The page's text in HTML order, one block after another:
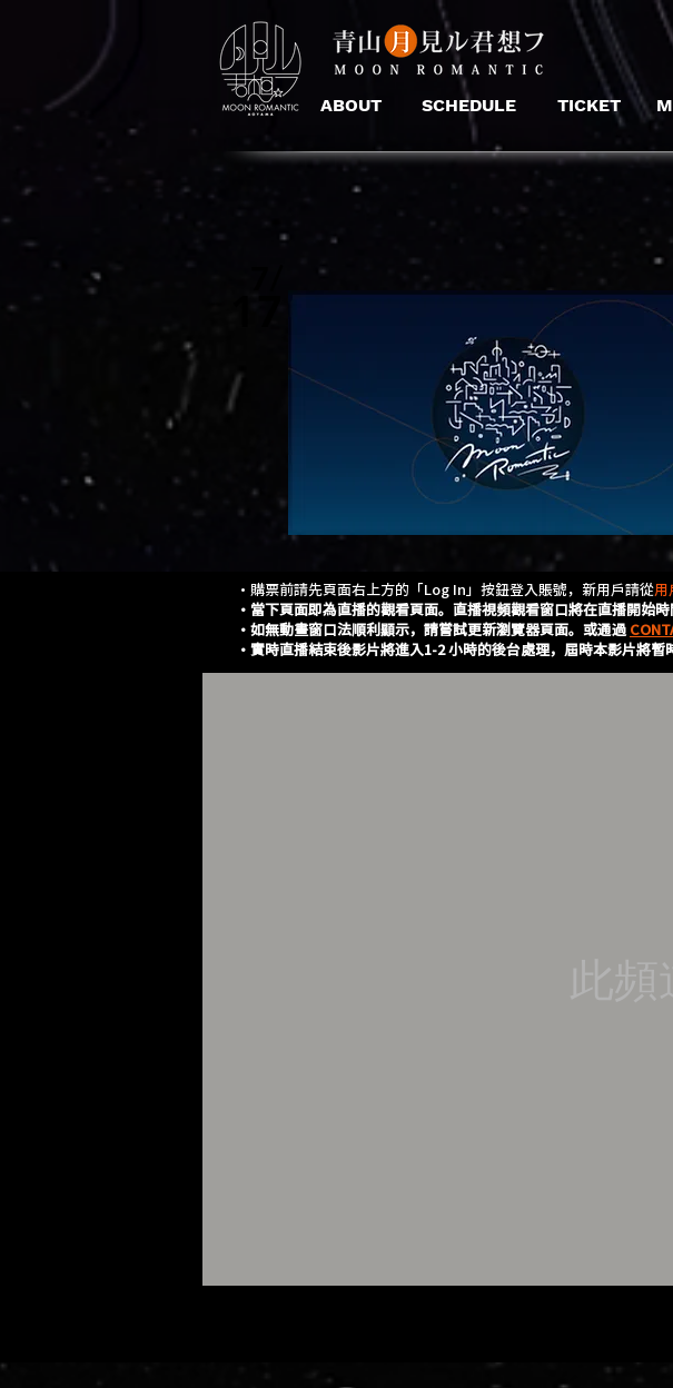
ABOUT SCHEDULE TICKET
・購票前請先頁面右上方的「Log In」按鈕登入賬號，新用戶請從用
・當下頁面即為直播的觀看頁面。直播視頻觀看窗口將在直播開始時
・如無動畫窗口法順利顯示，請嘗試更新瀏覽器頁面。或通過
・實時直播結束後影片將進入1-2 小時的後台處理，屆時本影片將暫